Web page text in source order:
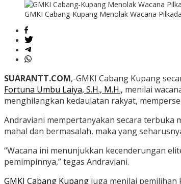
GMKI Cabang-Kupang Menolak Wacana
SUARANTT.COM,-GMKI Cabang Kupang
Fortuna Umbu Laiya, S.H., M.H., menilai
menghilangkan kedaulatan rakyat,
Andraviani mempertanyakan secara terbuka
mahal dan bermasalah, maka yang
“Wacana ini menunjukkan kecenderungan
pemimpinnya,” tegas Andraviani.
GMKI Cabang Kupang juga menilai